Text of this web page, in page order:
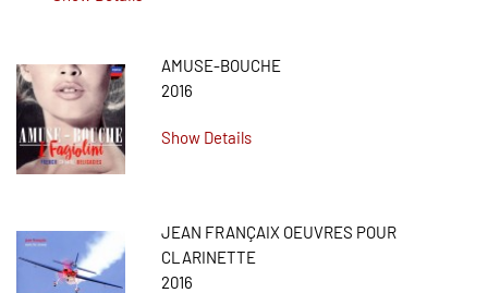
AMUSE-BOUCHE
2016
Show Details
JEAN FRANÇAIX OEUVRES POUR
CLARINETTE
2016